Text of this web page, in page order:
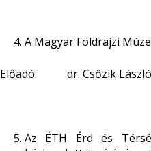
A Magyar Földrajzi
Előadó: dr. Csőzik László
Az ÉTH Érd és